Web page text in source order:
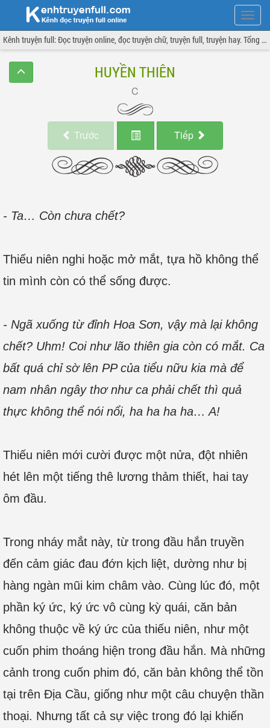
Hiện
menu
Kênh truyện full: Đọc truyện online, đọc truyện chữ, truyện full, truyện hay. Tổng hợp đầy đủ và cập nhật liên tục.
HUYỀN THIÊN
Trước Tiếp
- Ta… Còn chưa chết?
Thiếu niên nghi hoặc mở mắt, tựa hồ không thể
tin mình còn có thể sống được.
- Ngã xuống từ đỉnh Hoa Sơn, vậy mà lại không
chết? Uhm! Coi như lão thiên gia còn có mắt. Ca
bất quá chỉ sờ lên PP của tiểu nữu kia mà để
nam nhân ngây thơ như ca phải chết thì quả
thực không thể nói nổi, ha ha ha ha… A!
Thiếu niên mới cười được một nửa, đột nhiên
hét lên một tiếng thê lương thảm thiết, hai tay
ôm đầu.
Trong nháy mắt này, từ trong đầu hắn truyền
đến cảm giác đau đớn kịch liệt, dường như bị
hàng ngàn mũi kim châm vào. Cùng lúc đó, một
phần ký ức, ký ức vô cùng kỳ quái, căn bản
không thuộc về ký ức của thiếu niên, như một
cuốn phim thoáng hiện trong đầu hắn. Mà những
cảnh trong cuốn phim đó, căn bản không thể tồn
tại trên Địa Cầu, giống như một câu chuyện thần
thoại. Nhưng tất cả sự việc trong đó lại khiến